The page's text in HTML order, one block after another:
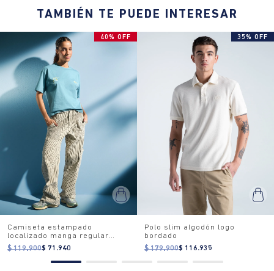
TAMBIÉN TE PUEDE INTERESAR
40% OFF
Camiseta estampado
localizado manga regular
cuello redondo para mujer
$ 119.900$ 71.940
35% OFF
Polo slim algodón logo
bordado
$ 179.900$ 116.935